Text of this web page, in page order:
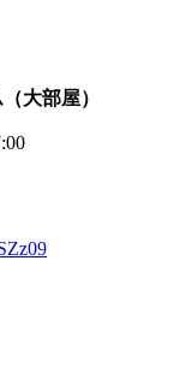
大部屋）